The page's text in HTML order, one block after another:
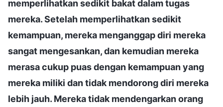
memperlihatkan sedikit bakat dalam tugas
mereka. Setelah memperlihatkan sedikit
kemampuan, mereka menganggap diri mereka
sangat mengesankan, dan kemudian mereka
merasa cukup puas dengan kemampuan yang
mereka miliki dan tidak mendorong diri mereka
lebih jauh. Mereka tidak mendengarkan orang